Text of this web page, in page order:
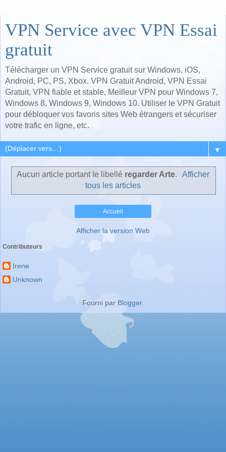
VPN Service avec VPN Essai
gratuit
Télécharger un VPN Service gratuit sur Windows, iOS,
Android, PC, PS, Xbox. VPN Gratuit Android, VPN Essai
Gratuit, VPN fiable et stable, Meilleur VPN pour Windows 7,
Windows 8, Windows 9, Windows 10. Utiliser le VPN Gratuit
pour débloquer vos favoris sites Web étrangers et sécuriser
votre trafic en ligne, etc.
▼
Aucun article portant le libellé regarder Arte.
Afficher
tous les articles
Accueil
Afficher la version Web
Contributeurs
Irene
Unknown
Fourni par Blogger.